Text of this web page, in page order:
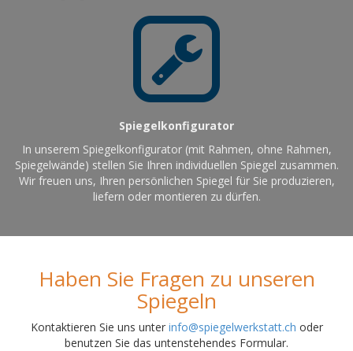
Spiegelkonfigurator
In unserem Spiegelkonfigurator (mit Rahmen, ohne Rahmen,
Spiegelwände) stellen Sie Ihren individuellen Spiegel zusammen.
Wir freuen uns, Ihren persönlichen Spiegel für Sie produzieren,
liefern oder montieren zu dürfen.
Haben Sie Fragen zu unseren
Spiegeln
Kontaktieren Sie uns unter info@spiegelwerkstatt.ch oder
benutzen Sie das untenstehendes Formular.